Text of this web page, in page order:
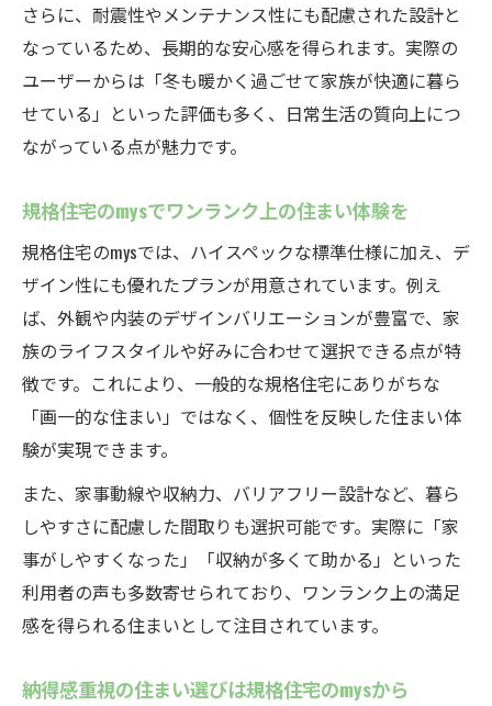
規格住宅のmysで叶った理想の暮らしの実例
規格住宅のmysだからこそ実現できた住まい
の声
規格住宅のmys利用者が語る満足ポイント総
岐阜県で後悔しない家選びを実現する方法
規格住宅のmysを活用した後悔しない家選び
のコツ
規格住宅のmysで理想の家を叶えるための準
備法
規格住宅のmysが岐阜県で人気の理由と選び
方
後悔しないための規格住宅のmys比較ポイン
ト
規格住宅のmysで納得感のある家づくりを実
現
さらに、耐震性やメンテナンス性にも配慮された設計と
なっているため、長期的な安心感を得られます。実際の
ユーザーからは「冬も暖かく過ごせて家族が快適に暮ら
せている」といった評価も多く、日常生活の質向上につ
ながっている点が魅力です。
規格住宅のmysでワンランク上の住まい体験を
規格住宅のmysでは、ハイスペックな標準仕様に加え、デ
ザイン性にも優れたプランが用意されています。例え
ば、外観や内装のデザインバリエーションが豊富で、家
族のライフスタイルや好みに合わせて選択できる点が特
徴です。これにより、一般的な規格住宅にありがちな
「画一的な住まい」ではなく、個性を反映した住まい体
験が実現できます。
また、家事動線や収納力、バリアフリー設計など、暮ら
しやすさに配慮した間取りも選択可能です。実際に「家
事がしやすくなった」「収納が多くて助かる」といった
利用者の声も多数寄せられており、ワンランク上の満足
感を得られる住まいとして注目されています。
納得感重視の住まい選びは規格住宅のmysから